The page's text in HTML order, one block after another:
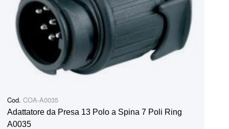
Cod. COA-A0035
Adattatore da Presa 13 Polo a Spina 7 Poli Ring
A0035